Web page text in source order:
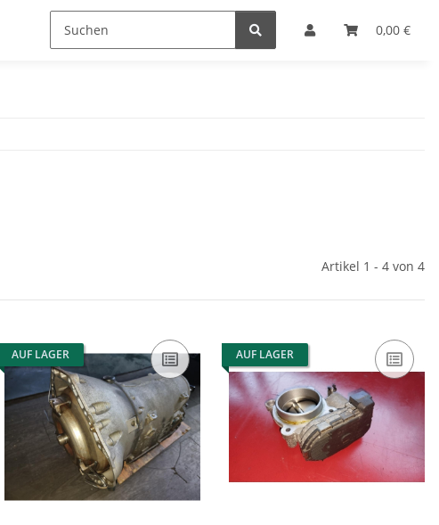
0,00 €
Artikel 1 - 4 von 4
AUF LAGER AUF LAGER